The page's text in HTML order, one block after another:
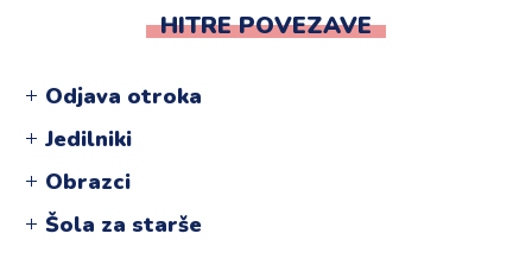
HITRE POVEZAVE
Odjava otroka
Jedilniki
Obrazci
Šola za starše